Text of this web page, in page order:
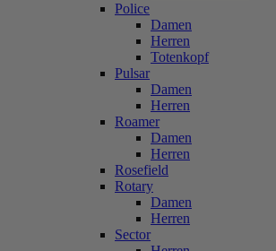
Police
Damen
Herren
Totenkopf
Pulsar
Damen
Herren
Roamer
Damen
Herren
Rosefield
Rotary
Damen
Herren
Sector